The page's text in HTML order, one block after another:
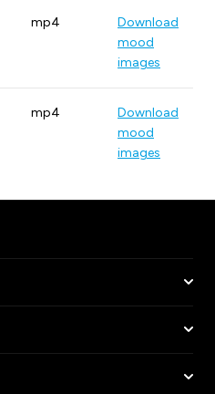
mp4
Download
mood
images
mp4
Download
mood
images